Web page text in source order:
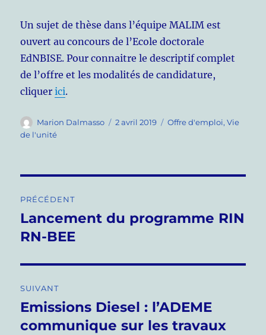
Un sujet de thèse dans l’équipe MALIM est
ouvert au concours de l’Ecole doctorale
EdNBISE. Pour connaitre le descriptif complet
de l’offre et les modalités de candidature,
cliquerici.
Auteur
Marion Dalmasso
Publié
2 avril 2019 Catégories
Offre d'emploi,Vie
de l'unité
de
l’article
PRÉCÉDENT
Publication
précédente :
Lancement du programme RIN
RN-BEE
SUIVANT
Publication
suivante :
Emissions Diesel : l’ADEME
communique sur les travaux